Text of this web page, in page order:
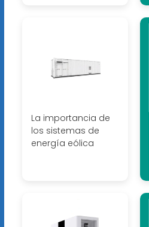
La importancia de
los sistemas de
energía eólica